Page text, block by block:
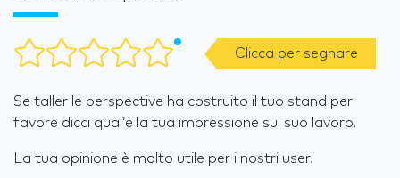
Clicca per segnare
Se taller le perspective ha costruito il tuo stand per
favore dicci qual’è la tua impressione sul suo lavoro.
La tua opinione è molto utile per i nostri user.